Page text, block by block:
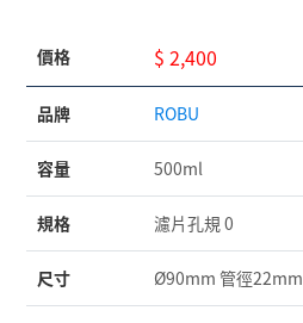
價格 $ 2,400
品牌 ROBU
容量 500ml
規格 濾片孔規 0
尺寸 Ø90mm 管徑22mm